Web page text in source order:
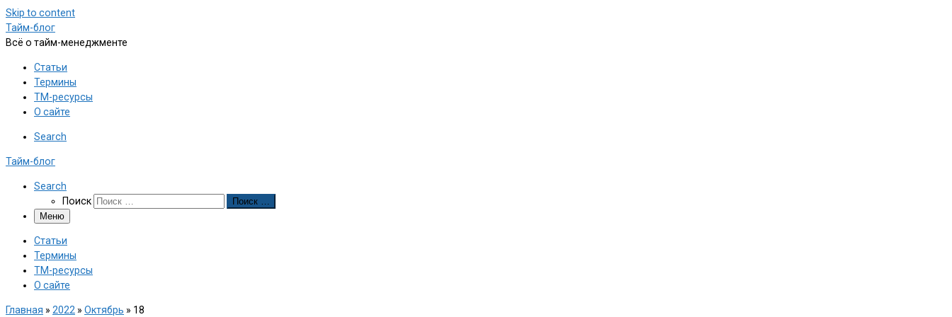
Skip to content
Тайм-блог
Всё о тайм-менеджменте
Статьи
Термины
ТМ-ресурсы
О сайте
Search
Тайм-блог
Search
Поиск
Поиск …
Меню
Статьи
Термины
ТМ-ресурсы
О сайте
Главная » 2022 » Октябрь » 18